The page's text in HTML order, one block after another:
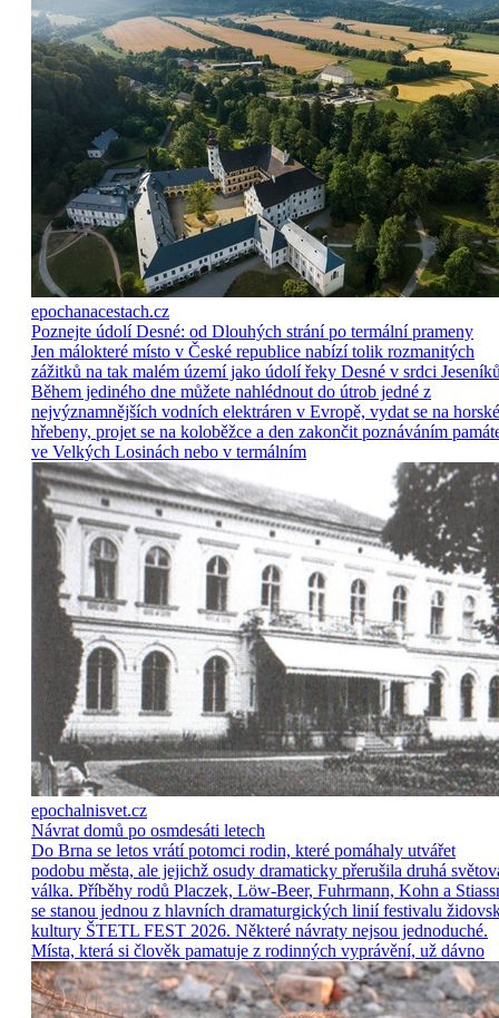
epochanacestach.cz
Poznejte údolí Desné: od Dlouhých strání po termální prameny
Jen málokteré místo v České republice nabízí tolik rozmanitých
zážitků na tak malém území jako údolí řeky Desné v srdci
Během jediného dne můžete nahlédnout do útrob jedné z
nejvýznamnějších vodních elektráren v Evropě, vydat se na horské
hřebeny, projet se na koloběžce a den zakončit poznáváním
ve Velkých Losinách nebo v termálním
epochalnisvet.cz
Návrat domů po osmdesáti letech
Do Brna se letos vrátí potomci rodin, které pomáhaly utvářet
podobu města, ale jejichž osudy dramaticky přerušila druhá
válka. Příběhy rodů Placzek, Löw-Beer, Fuhrmann, Kohn a
se stanou jednou z hlavních dramaturgických linií festivalu
kultury ŠTETL FEST 2026. Některé návraty nejsou jednoduché.
Místa, která si člověk pamatuje z rodinných vyprávění, už dávno